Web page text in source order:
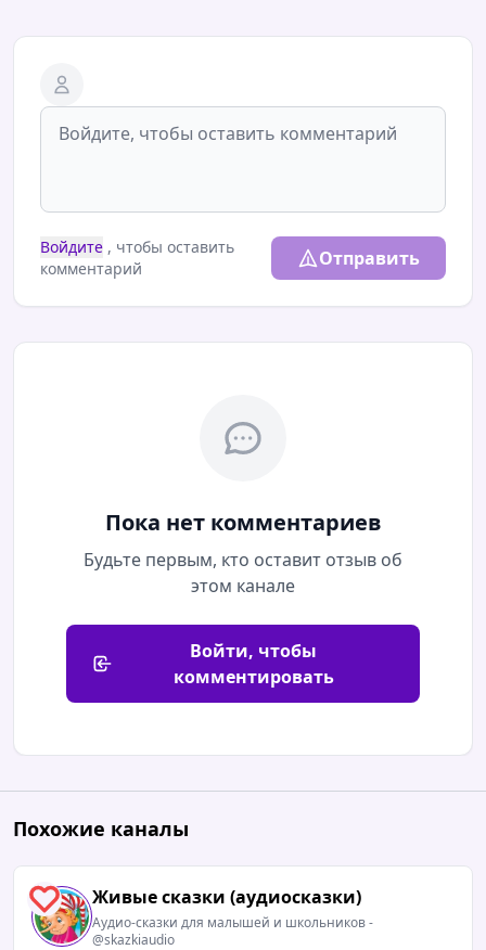
Войдите , чтобы оставить
комментарий
Отправить
Пока нет комментариев
Будьте первым, кто оставит отзыв об
этом канале
Войти, чтобы
комментировать
Похожие каналы
1 Живые сказки (аудиосказки)
Аудио-сказки для малышей и школьников -
@skazkiaudio